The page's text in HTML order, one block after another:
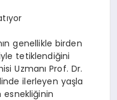
genellikle birden
tetiklendiğini
Uzmanı Prof. Dr.
ilerleyen yaşla
esnekliğinin